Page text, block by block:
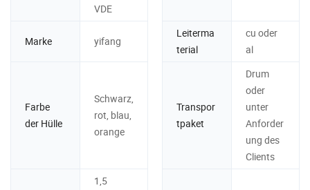
VDE
Marke yifang
Leiterma
terial
cu oder
al
Farbe
der Hülle
Schwarz,
rot, blau,
orange
Transpor
tpaket
Drum
oder
unter
Anforder
ung des
Clients
1,5